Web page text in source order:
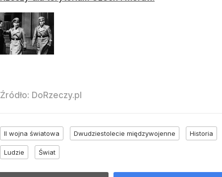
Źródło: DoRzeczy.pl
II wojna światowa Dwudziestolecie międzywojenne Historia
Ludzie Świat